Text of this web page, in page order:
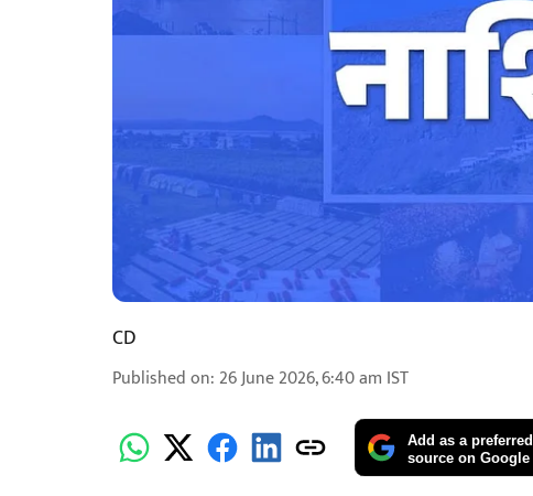
CD
Published on: 26 June 2026, 6:40 am IST
Add as a preferred
source on Google